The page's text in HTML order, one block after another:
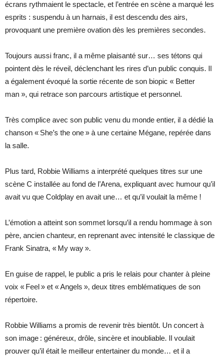
écrans rythmaient le spectacle, et l’entrée en scène a marqué les
esprits : suspendu à un harnais, il est descendu des airs,
provoquant une première ovation dès les premières secondes.
Toujours aussi franc, il a même plaisanté sur… ses tétons qui
pointent dès le réveil, déclenchant les rires d’un public conquis. Il
a également évoqué la sortie récente de son biopic « Better
man », qui retrace son parcours artistique et personnel.
Très complice avec son public venu du monde entier, il a dédié la
chanson « She’s the one » à une certaine Mégane, repérée dans
la salle.
Plus tard, Robbie Williams a interprété quelques titres sur une
scène C installée au fond de l’Arena, expliquant avec humour qu’il
avait vu que Coldplay en avait une… et qu’il voulait la même !
L’émotion a atteint son sommet lorsqu’il a rendu hommage à son
père, ancien chanteur, en reprenant avec intensité le classique de
Frank Sinatra, « My way ».
En guise de rappel, le public a pris le relais pour chanter à pleine
voix « Feel » et « Angels », deux titres emblématiques de son
répertoire.
Robbie Williams a promis de revenir très bientôt. Un concert à
son image : généreux, drôle, sincère et inoubliable. Il voulait
prouver qu’il était le meilleur entertainer du monde… et il a